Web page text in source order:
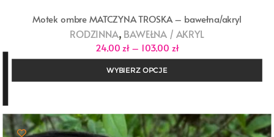
Motek ombre MATCZYNA TROSKA – bawełna/akryl
RODZINNA, BAWEŁNA / AKRYL
24,00 zł – 103,00 złZakres
cen:
do
WYBIERZ OPCJE